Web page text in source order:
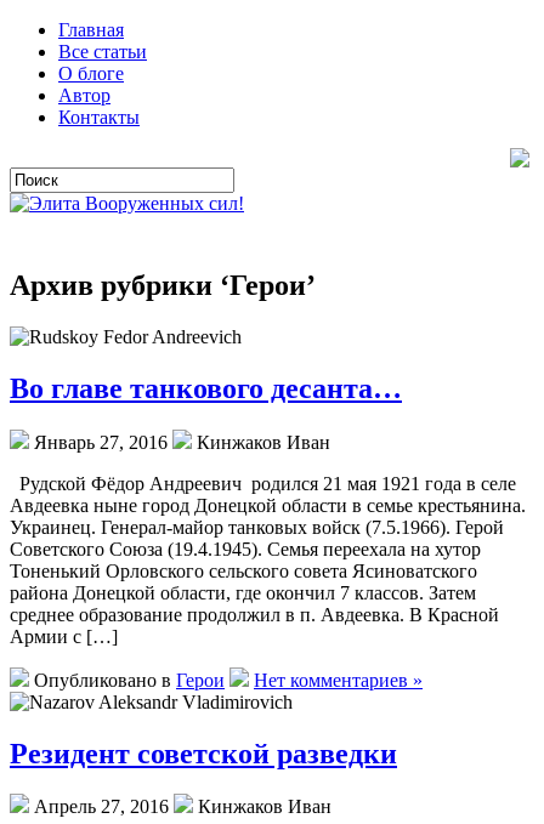
Главная
Все статьи
О блоге
Автор
Контакты
Архив рубрики ‘Герои’
Во главе танкового десанта…
Январь 27, 2016
Кинжаков Иван
Рудской Фёдор Андреевич родился 21 мая 1921 года в селе
Авдеевка ныне город Донецкой области в семье крестьянина.
Украинец. Генерал-майор танковых войск (7.5.1966). Герой
Советского Союза (19.4.1945). Семья переехала на хутор
Тоненький Орловского сельского совета Ясиноватского
района Донецкой области, где окончил 7 классов. Затем
среднее образование продолжил в п. Авдеевка. В Красной
Армии с […]
Опубликовано в Герои Нет комментариев »
Резидент советской разведки
Апрель 27, 2016
Кинжаков Иван